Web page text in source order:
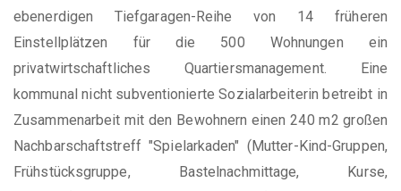
ebenerdigen Tiefgaragen-Reihe von 14 früheren
Einstellplätzen für die 500 Wohnungen ein
privatwirtschaftliches Quartiersmanagement. Eine
kommunal nicht subventionierte Sozialarbeiterin betreibt in
Zusammenarbeit mit den Bewohnern einen 240 m2 großen
Nachbarschaftstreff "Spielarkaden" (Mutter-Kind-Gruppen,
Frühstücksgruppe, Bastelnachmittage, Kurse,